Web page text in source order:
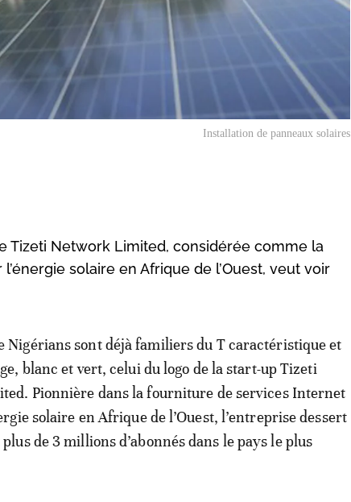
Installation de panneaux solaires
Tizeti Network Limited, considérée comme la
solaire en Afrique de l’Ouest, veut voir
Nigérians sont déjà familiers du T caractéristique et
blanc et vert, celui du logo de la start-up Tizeti
Pionnière dans la fourniture de services Internet
solaire en Afrique de l’Ouest, l’entreprise dessert
de 3 millions d’abonnés dans le pays le plus